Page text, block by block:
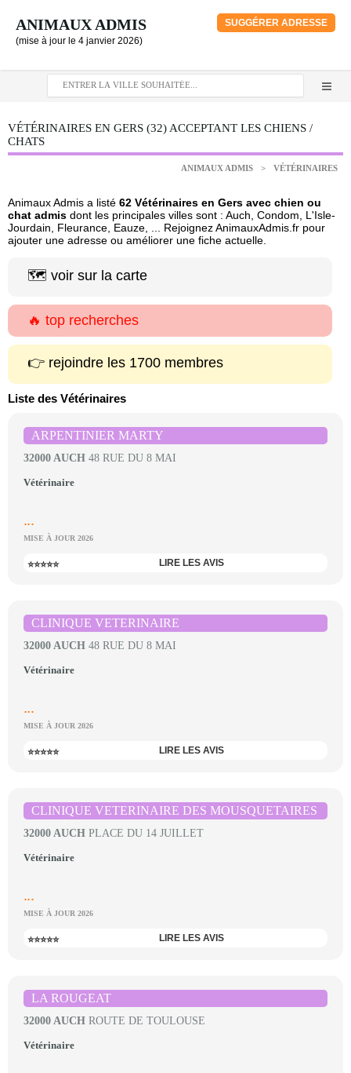
ANIMAUX ADMIS
(mise à jour le 4 janvier 2026)
SUGGÉRER ADRESSE
VÉTÉRINAIRES EN GERS (32) ACCEPTANT LES CHIENS /
CHATS
ANIMAUX ADMIS > VÉTÉRINAIRES
Animaux Admis a listé 62 Vétérinaires en Gers avec chien ou
chat admis dont les principales villes sont : Auch, Condom, L'Isle-
Jourdain, Fleurance, Eauze, ... Rejoignez AnimauxAdmis.fr pour
ajouter une adresse ou améliorer une fiche actuelle.
🗺️ voir sur la carte
🔥 top recherches
👉 rejoindre les 1700 membres
Liste des Vétérinaires
ARPENTINIER MARTY
32000 AUCH 48 RUE DU 8 MAI
Vétérinaire
...
MISE À JOUR 2026
⭐⭐⭐⭐⭐ LIRE LES AVIS
CLINIQUE VETERINAIRE
32000 AUCH 48 RUE DU 8 MAI
Vétérinaire
...
MISE À JOUR 2026
⭐⭐⭐⭐⭐ LIRE LES AVIS
CLINIQUE VETERINAIRE DES MOUSQUETAIRES
32000 AUCH PLACE DU 14 JUILLET
Vétérinaire
...
MISE À JOUR 2026
⭐⭐⭐⭐⭐ LIRE LES AVIS
LA ROUGEAT
32000 AUCH ROUTE DE TOULOUSE
Vétérinaire